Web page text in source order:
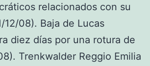
relacionados con su
12/08). Baja de Lucas
diez días por una rotura de
Trenkwalder Reggio Emilia